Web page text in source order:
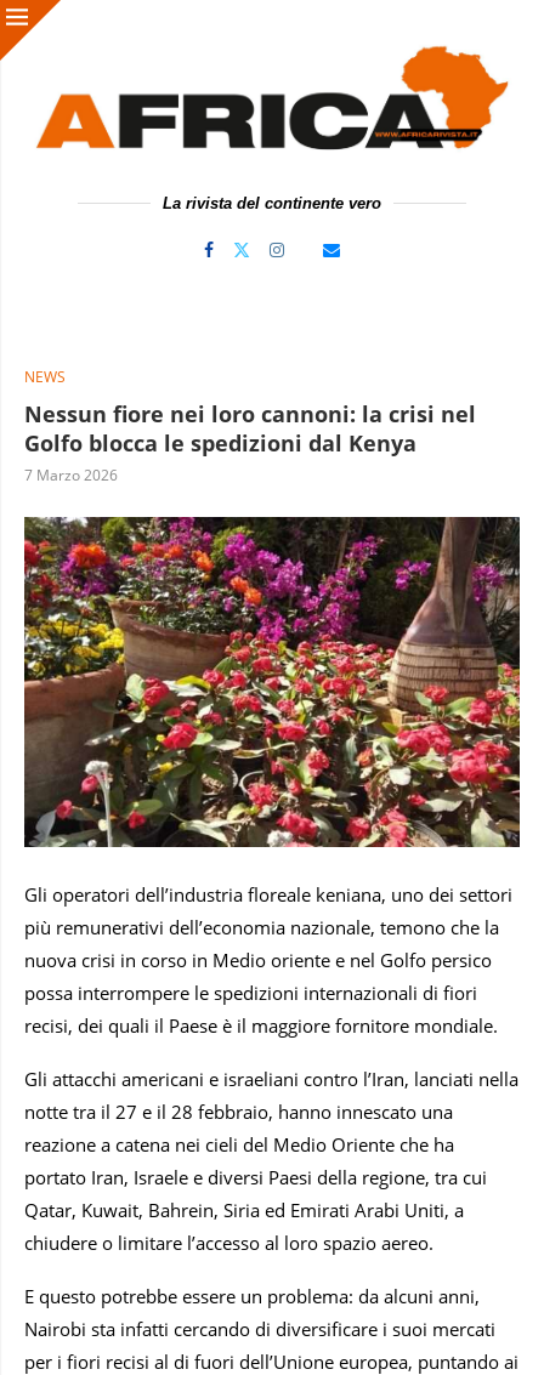
La rivista del continente vero
NEWS
Nessun fiore nei loro cannoni: la crisi nel
Golfo blocca le spedizioni dal Kenya
7 Marzo 2026
Gli operatori dell’industria floreale keniana, uno dei settori
più remunerativi dell’economia nazionale, temono che la
nuova crisi in corso in Medio oriente e nel Golfo persico
possa interrompere le spedizioni internazionali di fiori
recisi, dei quali il Paese è il maggiore fornitore mondiale.
Gli attacchi americani e israeliani contro l’Iran, lanciati nella
notte tra il 27 e il 28 febbraio, hanno innescato una
reazione a catena nei cieli del Medio Oriente che ha
portato Iran, Israele e diversi Paesi della regione, tra cui
Qatar, Kuwait, Bahrein, Siria ed Emirati Arabi Uniti, a
chiudere o limitare l’accesso al loro spazio aereo.
E questo potrebbe essere un problema: da alcuni anni,
Nairobi sta infatti cercando di diversificare i suoi mercati
per i fiori recisi al di fuori dell’Unione europea, puntando ai